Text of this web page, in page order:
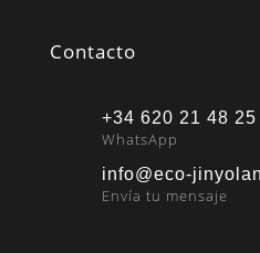
Contacto
+34 620 21 48 25
WhatsApp
info@eco-
Envía tu mensaje